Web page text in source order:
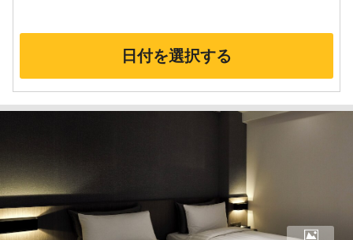
日付を選択する